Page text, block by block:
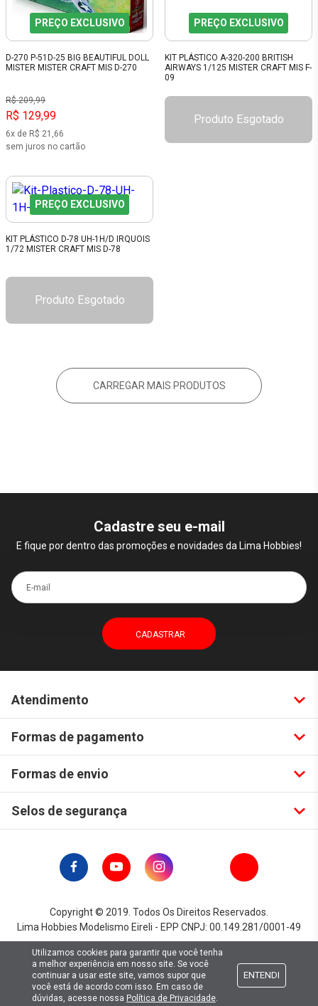
PREÇO EXCLUSIVO
D-270 P-51D-25 BIG BEAUTIFUL DOLL
MISTER MISTER CRAFT MIS D-270
R$ 209,99
R$ 129,99
6x de R$ 21,66
sem juros no cartão
PREÇO EXCLUSIVO
KIT PLÁSTICO A-320-200 BRITISH
AIRWAYS 1/125 MISTER CRAFT MIS F-
09
Produto Esgotado
PREÇO EXCLUSIVO
KIT PLÁSTICO D-78 UH-1H/D IRQUOIS
1/72 MISTER CRAFT MIS D-78
Produto Esgotado
CARREGAR MAIS PRODUTOS
Cadastre seu e-mail
E fique por dentro das promoções e novidades da Lima Hobbies!
E-mail
Atendimento
Formas de pagamento
Formas de envio
Selos de segurança
Copyright © 2019. Todos Os Direitos Reservados.
Lima Hobbies Modelismo Eireli - EPP CNPJ: 00.149.281/0001-49
Utilizamos cookies para garantir que você tenha
a melhor experiência em nosso site. Se você
continuar a usar este site, vamos supor que
você está de acordo com isso. Em caso de
dúvidas, acesse nossa Política de Privacidade.
ENTENDI